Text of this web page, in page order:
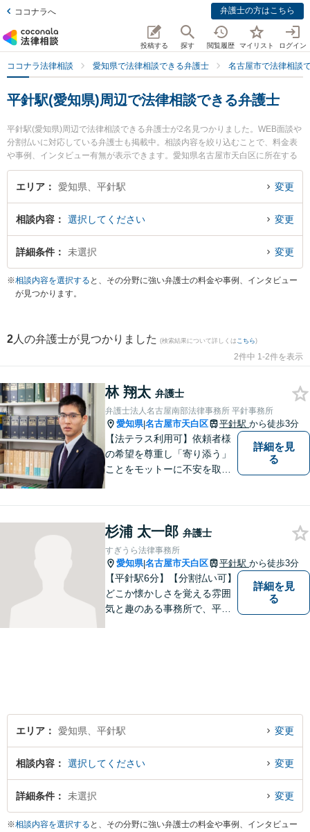
ココナラへ 弁護士の方はこちら
投稿する 探す 閲覧履歴 マイリスト ログイン
ココナラ法律相談 愛知県で法律相談できる弁護士 名古屋市で法律相談
平針駅(愛知県)周辺で法律相談できる弁護士
平針駅(愛知県)周辺で法律相談できる弁護士が2名見つかりました。WEB面談や
分割払いに対応している弁護士も掲載中。相談内容を絞り込むことで、料金表
や事例、インタビュー有無が表示できます。愛知県名古屋市天白区に所在する
平針駅は名古屋市営地下鉄鶴舞線沿線の駅です。より多くの弁護士から探した
いときは市区町村検索や同一路線のより大きな駅も追加選択して探すと良いで
などが注目されています。『顧問弁護士契約のトラブルを勤務先から通いやす
い平針駅周辺に事務所を構える弁護士に面談予約したい』『顧問弁護士契約の
トラブル解決の実績豊富な平針駅近くの弁護士を検索したい』『初回無料で顧
お困りの相談者さんにおすすめです。
エリア 愛知県、平針駅 変更
相談内容 選択してください 変更
詳細条件 未選択 変更
※相談内容を選択する と、その分野に強い弁護士の料金や事例、インタビュー
が見つかります。
2 人の弁護士が見つかりました (検索結果について詳しくは こちら)
2件中 1-2件を表示
林 翔太 弁護士
弁護士法人名古屋南部法律事務所 平針事務所
愛知県|名古屋市天白区 平針駅 から徒歩3分
【法テラス利用可】依頼者様
の希望を尊重し「寄り添う」
ことをモットーに不安を取り
添った対応が可能です。お気
軽にご相談ください。
詳細を見
る
杉浦 太一郎 弁護士
すぎうら法律事務所
愛知県|名古屋市天白区 平針駅 から徒歩3分
【平針駅6分】【分割払い可】
どこか懐かしさを覚える雰囲
気と趣のある事務所で、平針
詳細を見
る
エリア 愛知県、平針駅 変更
相談内容 選択してください 変更
詳細条件 未選択 変更
※相談内容を選択する と、その分野に強い弁護士の料金や事例、インタビュー